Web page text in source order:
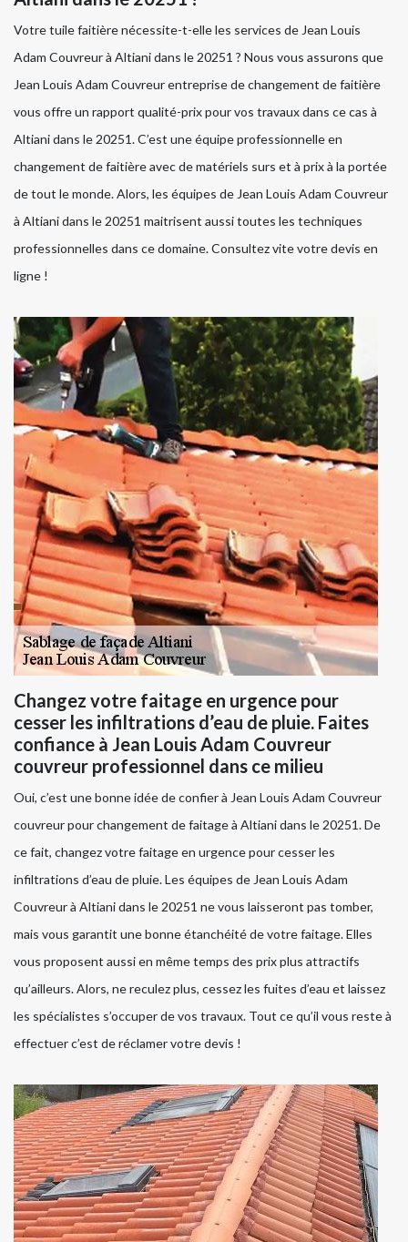
Votre tuile faitière nécessite-t-elle les services de Jean Louis
Adam Couvreur à Altiani dans le 20251 ? Nous vous assurons que
Jean Louis Adam Couvreur entreprise de changement de faitière
vous offre un rapport qualité-prix pour vos travaux dans ce cas à
Altiani dans le 20251. C’est une équipe professionnelle en
changement de faitière avec de matériels surs et à prix à la portée
de tout le monde. Alors, les équipes de Jean Louis Adam Couvreur
à Altiani dans le 20251 maitrisent aussi toutes les techniques
professionnelles dans ce domaine. Consultez vite votre devis en
ligne !
Changez votre faitage en urgence pour
cesser les infiltrations d’eau de pluie. Faites
confiance à Jean Louis Adam Couvreur
couvreur professionnel dans ce milieu
Oui, c’est une bonne idée de confier à Jean Louis Adam Couvreur
couvreur pour changement de faitage à Altiani dans le 20251. De
ce fait, changez votre faitage en urgence pour cesser les
infiltrations d’eau de pluie. Les équipes de Jean Louis Adam
Couvreur à Altiani dans le 20251 ne vous laisseront pas tomber,
mais vous garantit une bonne étanchéité de votre faitage. Elles
vous proposent aussi en même temps des prix plus attractifs
qu’ailleurs. Alors, ne reculez plus, cessez les fuites d’eau et laissez
les spécialistes s’occuper de vos travaux. Tout ce qu’il vous reste à
effectuer c’est de réclamer votre devis !